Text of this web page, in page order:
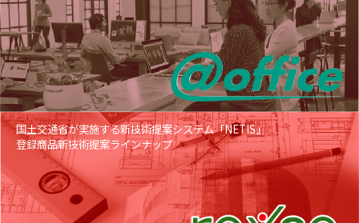
国土交通省が実施する新技術提案システム「NETIS」
登録商品新技術提案ラインナップ